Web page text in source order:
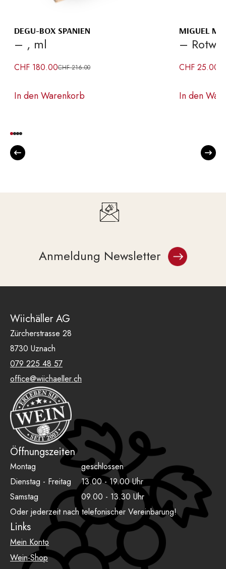
DEGU-BOX SPANIEN
– , ml
CHF216.00
Preis
CHF 180.00
Preis
In den Warenkorb
MIGUEL
–
CHF 25.00
In den
Anmeldung Newsletter
Wiichäller AG
Zürcherstrasse 28
8730 Uznach
079 225 48 57
office@wiichaeller.ch
Öffnungszeiten
Montag
geschlossen
Dienstag - Freitag
13.00 - 19.00 Uhr
Samstag
09.00 - 13.30 Uhr
Oder jederzeit nach telefonischer Vereinbarung!
Links
Mein Konto
Wein-Shop